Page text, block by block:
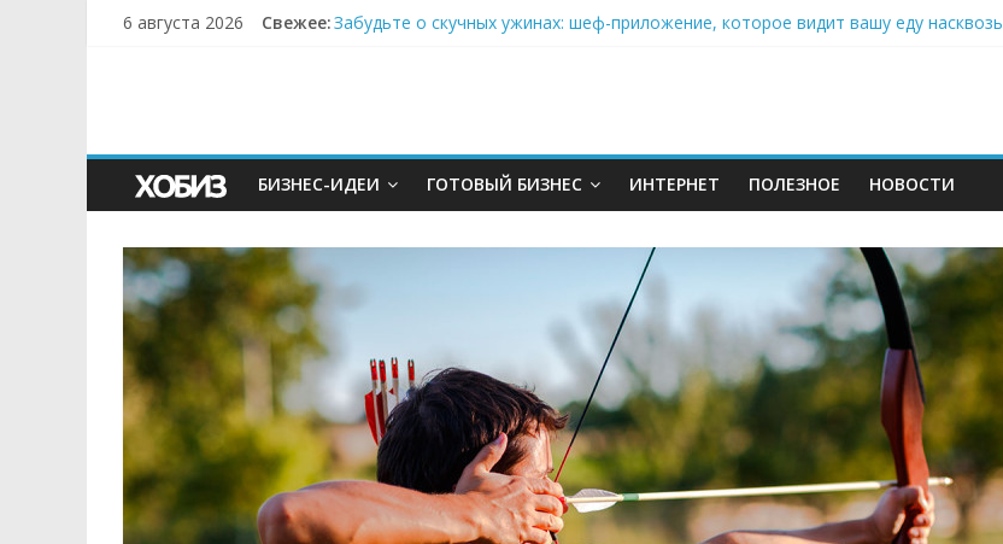
6 августа 2026 Свежее:Забудьте о скучных ужинах: шеф-приложение, которое видит вашу еду насквозь
БИЗНЕС-ИДЕИ ГОТОВЫЙ БИЗНЕС ИНТЕРНЕТ ПОЛЕЗНОЕ НОВОСТИ